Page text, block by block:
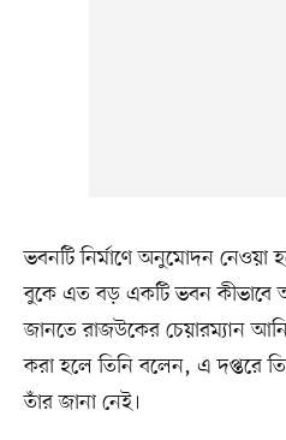
ভবনটি নির্মাণে অনুমোদন নেওয়া
বুকে এত বড় একটি ভবন কীভাবে
জানতে রাজউকের চেয়ারম্যান
করা হলে তিনি বলেন, এ দপ্তরে
তাঁর জানা নেই।